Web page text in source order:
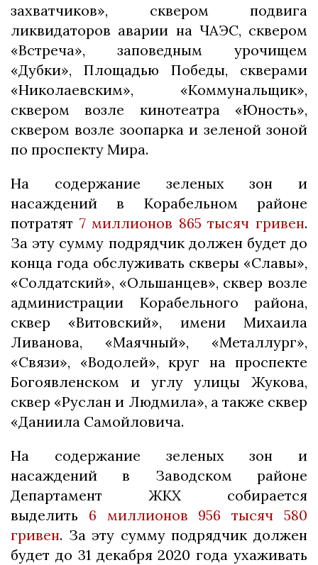
захватчиков», сквером подвига
ликвидаторов аварии на ЧАЭС, сквером
«Встреча», заповедным урочищем
«Дубки», Площадью Победы, скверами
«Николаевским», «Коммунальщик»,
сквером возле кинотеатра «Юность»,
сквером возле зоопарка и зеленой зоной
по проспекту Мира.
На содержание зеленых зон и
насаждений в Корабельном районе
потратят 7 миллионов 865 тысяч гривен.
За эту сумму подрядчик должен будет до
конца года обслуживать скверы «Славы»,
«Солдатский», «Ольшанцев», сквер возле
администрации Корабельного района,
сквер «Витовский», имени Михаила
Ливанова, «Маячный», «Металлург»,
«Связи», «Водолей», круг на проспекте
Богоявленском и углу улицы Жукова,
сквер «Руслан и Людмила», а также сквер
«Даниила Самойловича.
На содержание зеленых зон и
насаждений в Заводском районе
Департамент ЖКХ собирается
выделить 6 миллионов 956 тысяч 580
гривен. За эту сумму подрядчик должен
будет до 31 декабря 2020 года ухаживать